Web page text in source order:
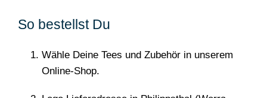
So bestellst Du
Wähle Deine Tees und Zubehör in unserem
Online-Shop.